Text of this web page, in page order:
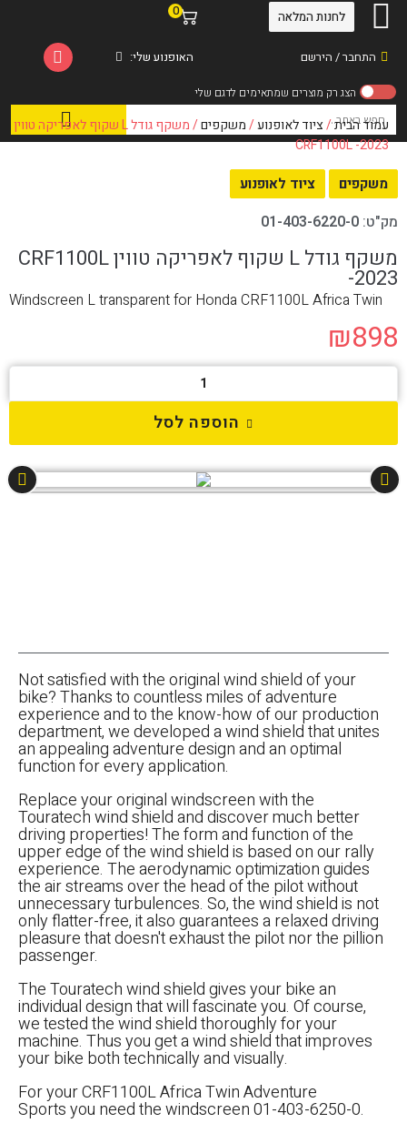
התחבר / הירשם
0
האופנוע שלי:
לחנות המלאה
עמוד הבית/ציוד לאופנוע/משקפים
/ משקף גודל L שקוף לאפריקה טווין
CRF1100L -2023
משקפים ציוד לאופנוע
מק"ט: 01-403-6220-0
משקף גודל L שקוף לאפריקה טווין CRF1100L
-2023
Windscreen L transparent for Honda CRF1100L Africa Twin
₪898
הוספה לסל
Not satisfied with the original wind shield of your
bike? Thanks to countless miles of adventure
experience and to the know-how of our production
department, we developed a wind shield that unites
an appealing adventure design and an optimal
function for every application.
Replace your original windscreen with the
Touratech wind shield and discover much better
driving properties! The form and function of the
upper edge of the wind shield is based on our rally
experience. The aerodynamic optimization guides
the air streams over the head of the pilot without
unnecessary turbulences. So, the wind shield is not
only flatter-free, it also guarantees a relaxed driving
pleasure that doesn't exhaust the pilot nor the pillion
passenger.
The Touratech wind shield gives your bike an
individual design that will fascinate you. Of course,
we tested the wind shield thoroughly for your
machine. Thus you get a wind shield that improves
your bike both technically and visually.
For your CRF1100L Africa Twin Adventure
Sports you need the windscreen 01-403-6250-0.